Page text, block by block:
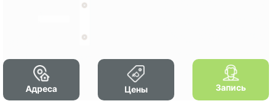
Адреса Цены Запись